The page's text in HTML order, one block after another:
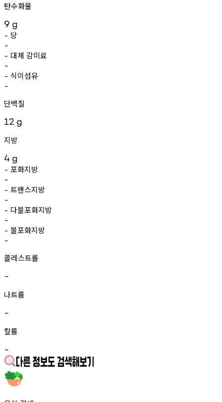
탄수화물
9 g
- 당
-
- 대체 감미료
-
- 식이섬유
-
단백질
12 g
지방
4 g
- 포화지방
-
- 트랜스지방
-
- 다불포화지방
-
- 불포화지방
-
콜레스트롤
-
나트륨
-
칼륨
-